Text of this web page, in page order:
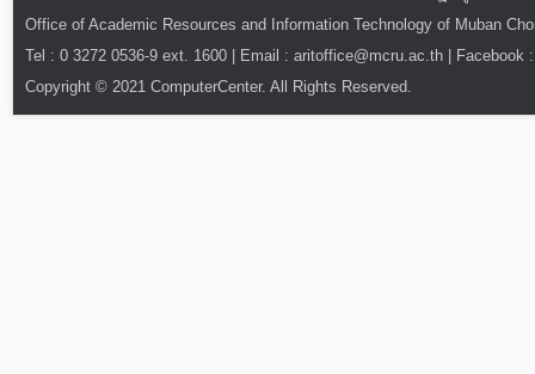
Office of Academic Resources and Information Technology of Muban
Tel : 0 3272 0536-9 ext. 1600 | Email : aritoffice@mcru.ac.th | Facebook
Copyright © 2021 ComputerCenter. All Rights Reserved.